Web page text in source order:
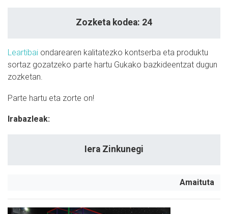
Zozketa kodea: 24
Leartibai ondarearen kalitatezko kontserba eta produktu
sortaz gozatzeko parte hartu Gukako bazkideentzat dugun
zozketan.
Parte hartu eta zorte on!
Irabazleak:
Iera Zinkunegi
Amaituta